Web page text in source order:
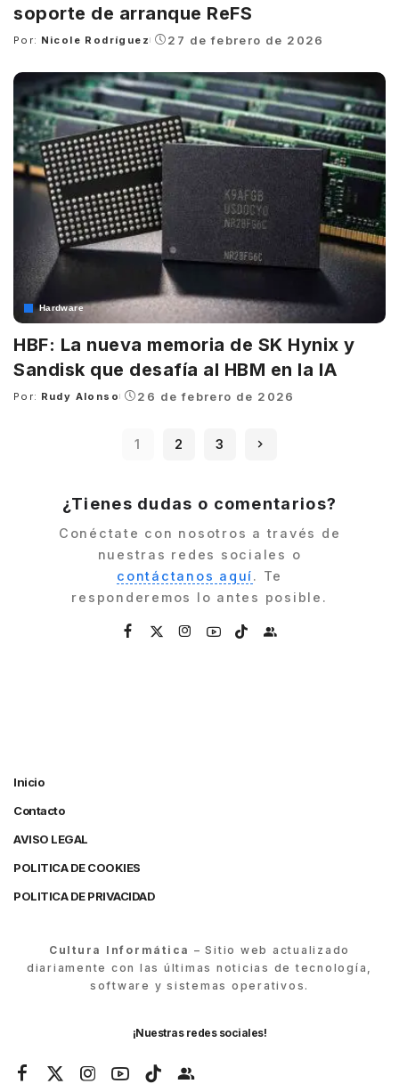
soporte de arranque ReFS
Posted
Por: Nicole Rodríguez 27 de febrero de 2026
Hardware
HBF: La nueva memoria de SK Hynix y
Sandisk que desafía al HBM en la IA
Posted
Por: Rudy Alonso 26 de febrero de 2026
1 2 3
¿Tienes dudas o comentarios?
Conéctate con nosotros a través de
nuestras redes sociales o
contáctanos aquí. Te
responderemos lo antes posible.
Inicio
Contacto
AVISO LEGAL
POLITICA DE COOKIES
POLITICA DE PRIVACIDAD
Cultura Informática – Sitio web actualizado
diariamente con las últimas noticias de tecnología,
software y sistemas operativos.
¡Nuestras redes sociales!